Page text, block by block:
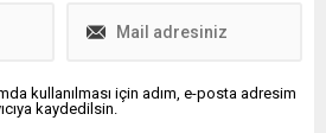
kullanılması için adım, e-posta adresim
kaydedilsin.